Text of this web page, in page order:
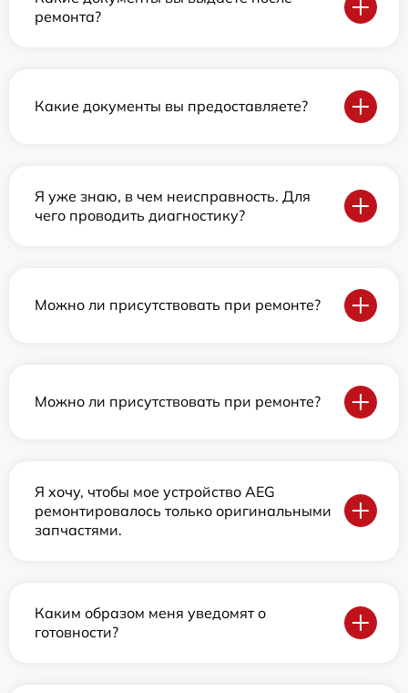
ремонта?
Какие документы вы предоставляете?
Я уже знаю, в чем неисправность. Для
чего проводить диагностику?
Можно ли присутствовать при ремонте?
Можно ли присутствовать при ремонте?
Я хочу, чтобы мое устройство AEG
ремонтировалось только оригинальными
запчастями.
Каким образом меня уведомят о
готовности?